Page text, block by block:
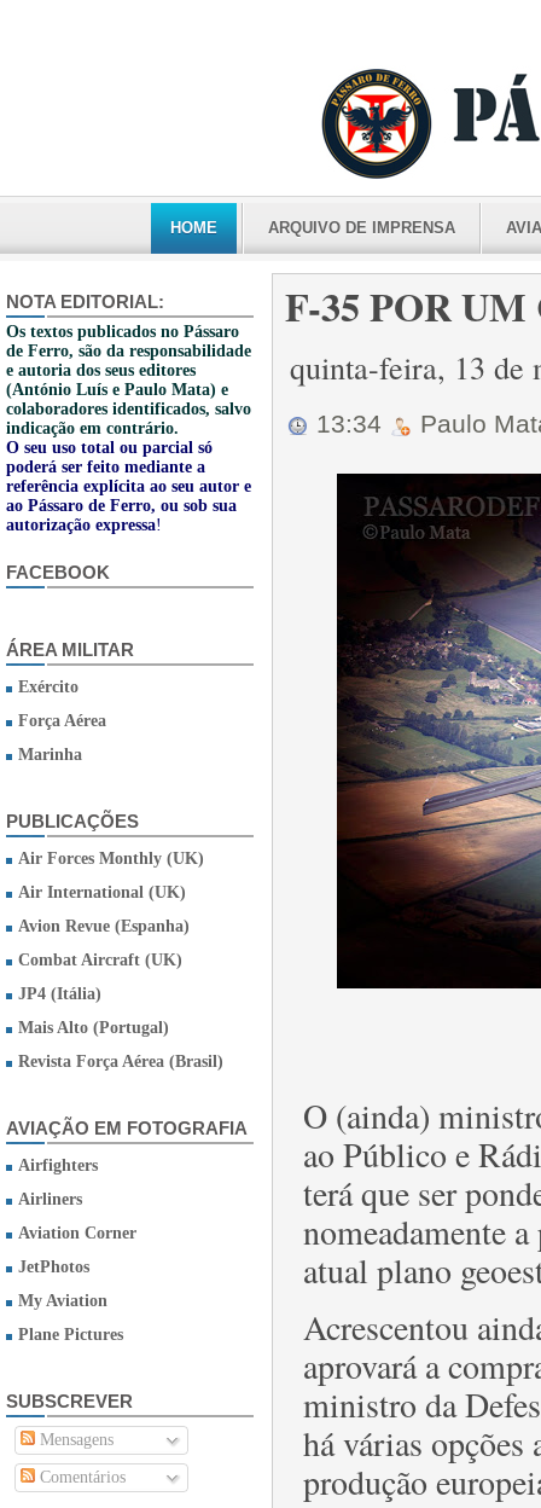
HOME ARQUIVO DE IMPRENSA
NOTA EDITORIAL:
Os textos publicados no Pássaro
de Ferro, são da responsabilidade
e autoria dos seus editores
(António Luís e Paulo Mata) e
colaboradores identificados, salvo
indicação em contrário.
O seu uso total ou parcial só
poderá ser feito mediante a
referência explícita ao seu autor e
ao Pássaro de Ferro, ou sob sua
autorização expressa!
FACEBOOK
ÁREA MILITAR
Exército
Força Aérea
Marinha
PUBLICAÇÕES
Air Forces Monthly (UK)
Air International (UK)
Avion Revue (Espanha)
Combat Aircraft (UK)
JP4 (Itália)
Mais Alto (Portugal)
Revista Força Aérea (Brasil)
AVIAÇÃO EM FOTOGRAFIA
Airfighters
Airliners
Aviation Corner
JetPhotos
My Aviation
Plane Pictures
SUBSCREVER
Mensagens
Comentários
F-35 POR UM
quinta-feira, 13 de
13:34 Paulo
O (ainda)
ao Público e
terá que ser
nomeadamente
atual plano
Acrescentou
aprovará a
ministro da
há várias opções
produção